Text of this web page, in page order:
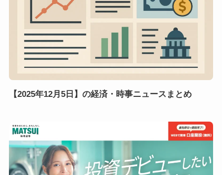
【2025年12月5日】の経済・時事ニュースまとめ